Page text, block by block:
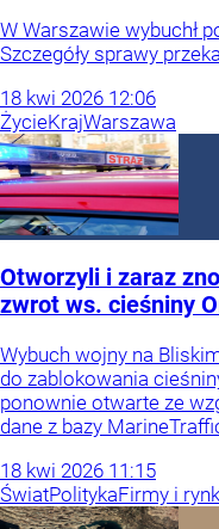
W Warszawie wybuchł
Szczegóły sprawy
18 kwi 2026 12:06
ŻycieKrajWarszawa
Otworzyli i zaraz
zwrot ws. cieśniny
Wybuch wojny na
do zablokowania
ponownie otwarte ze
dane z bazy
18 kwi 2026 11:15
ŚwiatPolitykaFirmy i